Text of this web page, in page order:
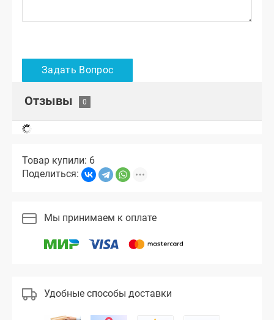
Отзывы
Товар купили: 6
Поделиться:
Мы принимаем к оплате
Удобные способы доставки